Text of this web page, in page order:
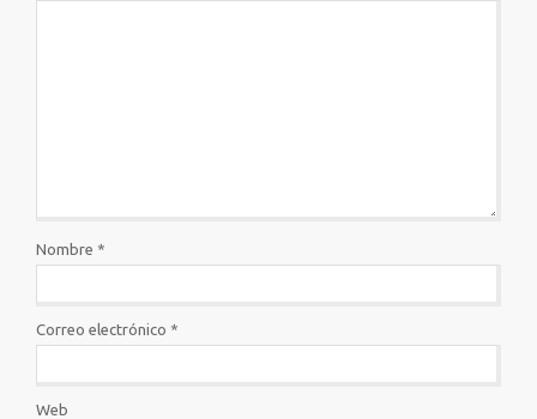
Nombre *
Correo electrónico *
Web